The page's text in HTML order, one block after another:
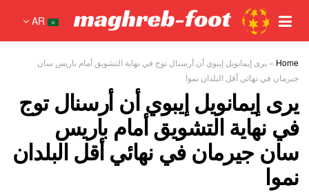
AR
Home
» يرى إيمانويل إيبوي أن أرسنال توج في نهاية التشويق أمام باريس سان
جيرمان في نهائي أقل البلدان نموا
يرى إيمانويل إيبوي أن أرسنال توج
في نهاية التشويق أمام باريس
سان جيرمان في نهائي أقل البلدان
نموا